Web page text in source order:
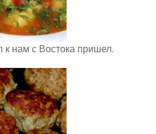
к нам с Востока пришел.